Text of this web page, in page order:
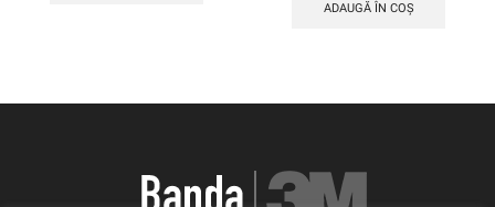
ADAUGĂ ÎN COȘ